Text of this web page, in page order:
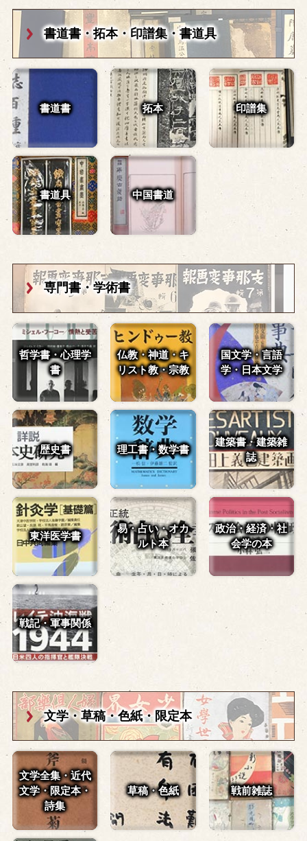
書道書・拓本・ 印譜集・書道具
書道書 拓本 印譜集
書道具 中国書道
専門書・学術書
哲学書・心理学
書
仏教・神道・キ
リスト教・宗教
国文学・言語
学・日本文学
歴史書 理工書・数学書
建築書・建築雑
誌
東洋医学書
易・占い・オカ
ルト本
政治・経済・社
会学の本
戦記・軍事関係
文学・草稿・色紙・限定本
文学全集・近代
文学・ 限定本・
詩集
草稿・色紙 戦前雑誌